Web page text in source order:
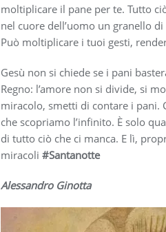
moltiplicare il pane per te. Tutto
nel cuore dell’uomo un granello
Può moltiplicare i tuoi gesti,
Gesù non si chiede se i pani
Regno: l’amore non si divide, si
miracolo, smetti di contare i pani.
che scopriamo l’infinito. È solo
di tutto ciò che ci manca. E lì,
miracoli #Santanotte
Alessandro Ginotta